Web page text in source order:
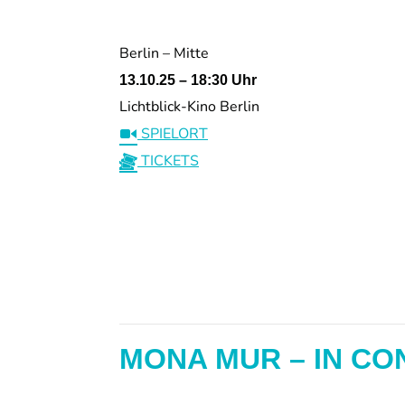
Berlin – Mitte
13.10.25 – 18:30 Uhr
Lichtblick-Kino Berlin
SPIELORT
TICKETS
MONA MUR – IN